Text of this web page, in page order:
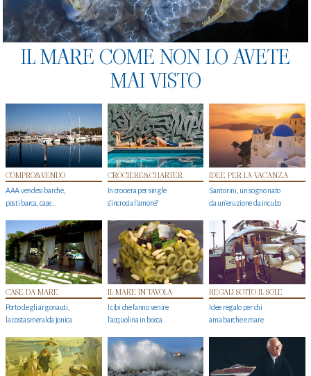
IL MARE COME NON LO AVETE
MAI VISTO
COMPRO&VENDO
AAA vendesi barche,
posti barca, case…
CROCIERE&CHARTER
In crociera per single
s'incrocia l’amore?
IDEE PER LA VACANZA
Santorini, un sogno nato
da un’eruzione da incubo
CASE DA MARE
Porto degli argonauti,
la costa smeralda jonica
IL MARE IN TAVOLA
I cibi che fanno venire
l’acquolina in bocca
REGALI SOTTO IL SOLE
Idee regalo per chi
ama barche e mare